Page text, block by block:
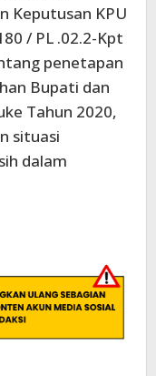
Keputusan KPU
/ PL .02.2-Kpt
penetapan
Bupati dan
Tahun 2020,
situasi
dalam